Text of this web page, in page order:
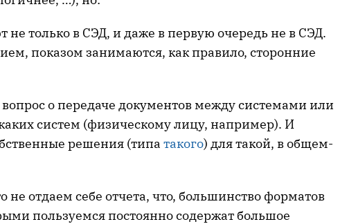
только в СЭД, и даже в первую очередь не в СЭД.
показом занимаются, как правило, сторонние
о передаче документов между системами или
систем (физическому лицу, например). И
решения (типа такого) для такой, в общем-
не отдаем себе отчета, что, большинство форматов
пользуемся постоянно содержат большое